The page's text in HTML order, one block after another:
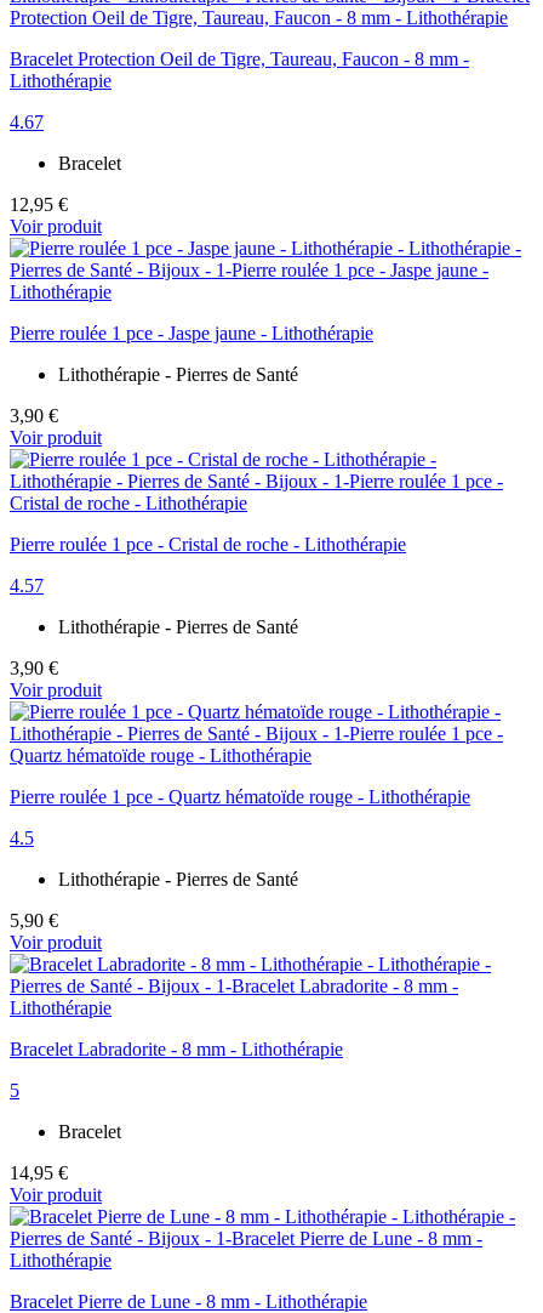
Bracelet Protection Oeil de Tigre, Taureau, Faucon - 8 mm -
Lithothérapie
4.67
Bracelet
12,95 €
Voir produit
Pierre roulée 1 pce - Jaspe jaune - Lithothérapie
Lithothérapie - Pierres de Santé
3,90 €
Voir produit
Pierre roulée 1 pce - Cristal de roche - Lithothérapie
4.57
Lithothérapie - Pierres de Santé
3,90 €
Voir produit
Pierre roulée 1 pce - Quartz hématoïde rouge - Lithothérapie
4.5
Lithothérapie - Pierres de Santé
5,90 €
Voir produit
Bracelet Labradorite - 8 mm - Lithothérapie
5
Bracelet
14,95 €
Voir produit
Bracelet Pierre de Lune - 8 mm - Lithothérapie